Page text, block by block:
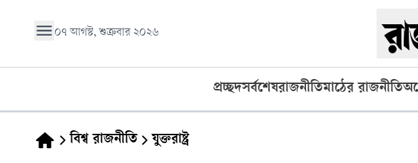
০৭ আগস্ট, শুক্রবার ২০২৬
প্রচ্ছদসর্বশেষরাজনীতিমাঠের রাজনীতি
বিশ্ব রাজনীতি যুক্তরাষ্ট্র